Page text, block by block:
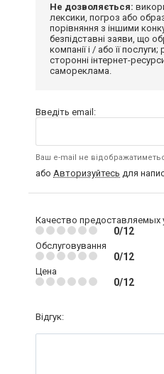
Не дозволяється:
лексики, погроз або
порівняння з іншими
безпідставні заяви, що
компанії і / або її
сторонні інтернет-
самореклама.
Введіть email:
Ваш e-mail не
або Авторизуйтесь для
Качество предоставляемых
0/12
Обслуговування
0/12
Цена
0/12
Відгук: